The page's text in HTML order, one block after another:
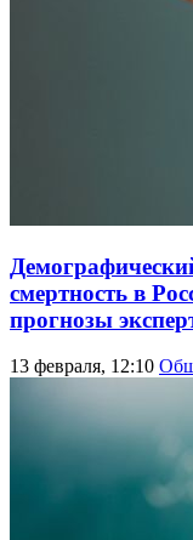
смертность в
прогнозы
13 февраля, 12:10